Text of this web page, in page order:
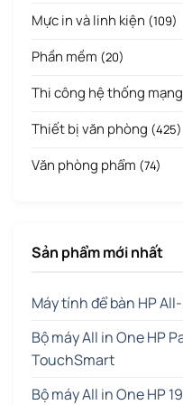
Mực in và linh kiện (109)
Phần mềm (20)
Thi công hệ thống mạng
Thiết bị văn phòng (425)
Văn phòng phẩm (74)
Sản phẩm mới nhất
Máy tính để bàn HP
Bộ máy All in One HP
TouchSmart
Bộ máy All in One HP